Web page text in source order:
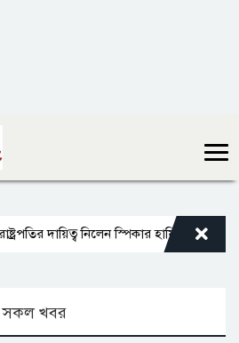
দায়িত্ব নিলেন স্পিকার হাফিজ উদ্দিন আহমদ
সকল খবর